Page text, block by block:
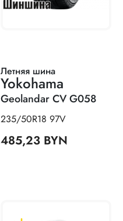
Летняя шина
Yokohama
Geolandar CV G058
235/50R18 97V
485,23 BYN